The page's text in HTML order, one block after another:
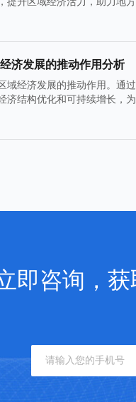
济发展的推动作用分析
域经济发展的推动作用。通
济结构优化和可持续增长，
即咨询，